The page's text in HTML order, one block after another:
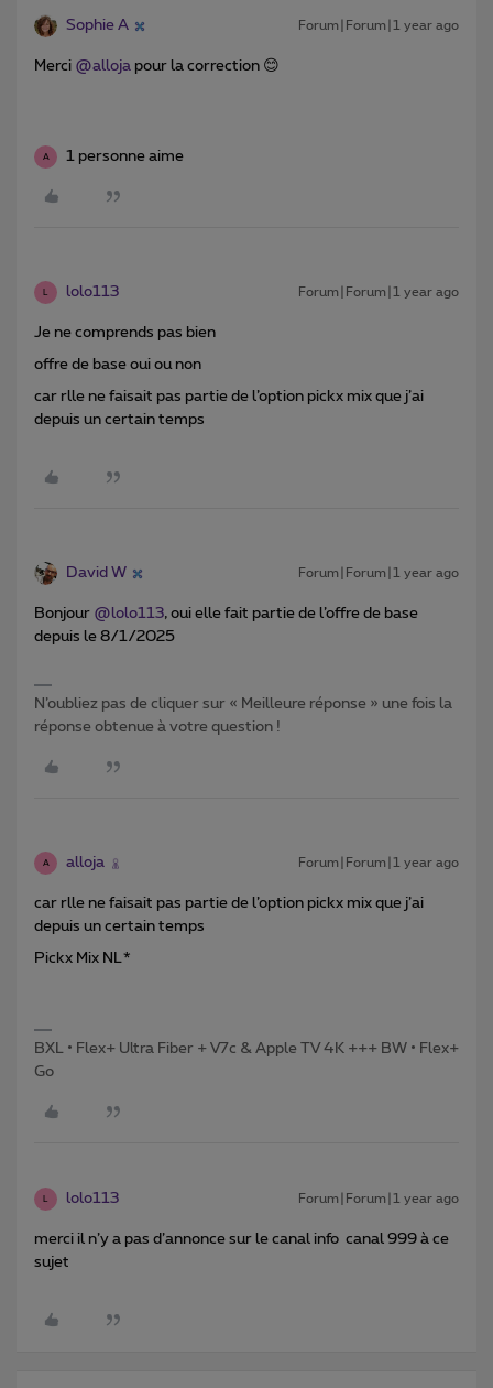
Sophie A Forum|Forum|1 year ago
Merci ​ @alloja pour la correction 😊
A 1 personne aime
lolo113 Forum|Forum|1 year ago
Je ne comprends pas bien
offre de base oui ou non
car rlle ne faisait pas partie de l’option pickx mix que j’ai
depuis un certain temps
David W Forum|Forum|1 year ago
Bonjour ​ @lolo113, oui elle fait partie de l’offre de base
depuis le 8/1/2025
N’oubliez pas de cliquer sur « Meilleure réponse » une fois la
réponse obtenue à votre question !
A alloja Forum|Forum|1 year ago
car rlle ne faisait pas partie de l’option pickx mix que j’ai
depuis un certain temps
Pickx Mix NL*
BXL • Flex+ Ultra Fiber + V7c & Apple TV 4K +++ BW • Flex+
Go
lolo113 Forum|Forum|1 year ago
merci il n’y a pas d’annonce sur le canal info canal 999 à ce
sujet